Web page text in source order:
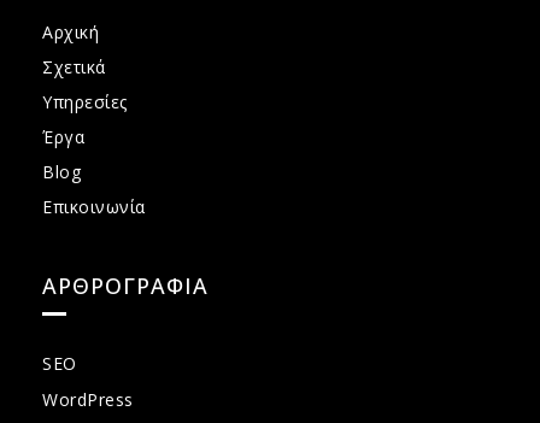
Αρχική
Σχετικά
Υπηρεσίες
Έργα
Blog
Επικοινωνία
ΑΡΘΡΟΓΡΑΦΙΑ
SEO
WordPress